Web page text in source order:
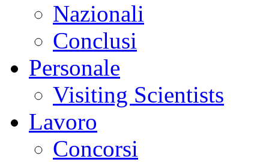
Nazionali
Conclusi
Personale
Visiting Scientists
Lavoro
Concorsi